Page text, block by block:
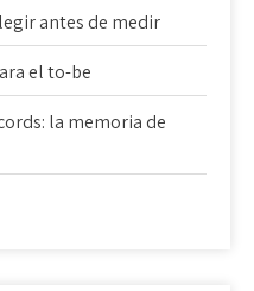
antes de medir
el to-be
la memoria de